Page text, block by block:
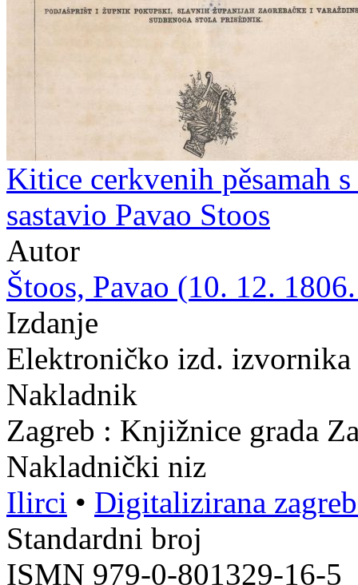
Kitice cerkvenih pěsamah
sastavio Pavao Stoos
Autor
Štoos, Pavao (10. 12.
Izdanje
Elektroničko izd.
Nakladnik
Zagreb : Knjižnice grada
Nakladnički niz
Ilirci • Digitalizirana
Standardni broj
ISMN 979-0-801329-16-5